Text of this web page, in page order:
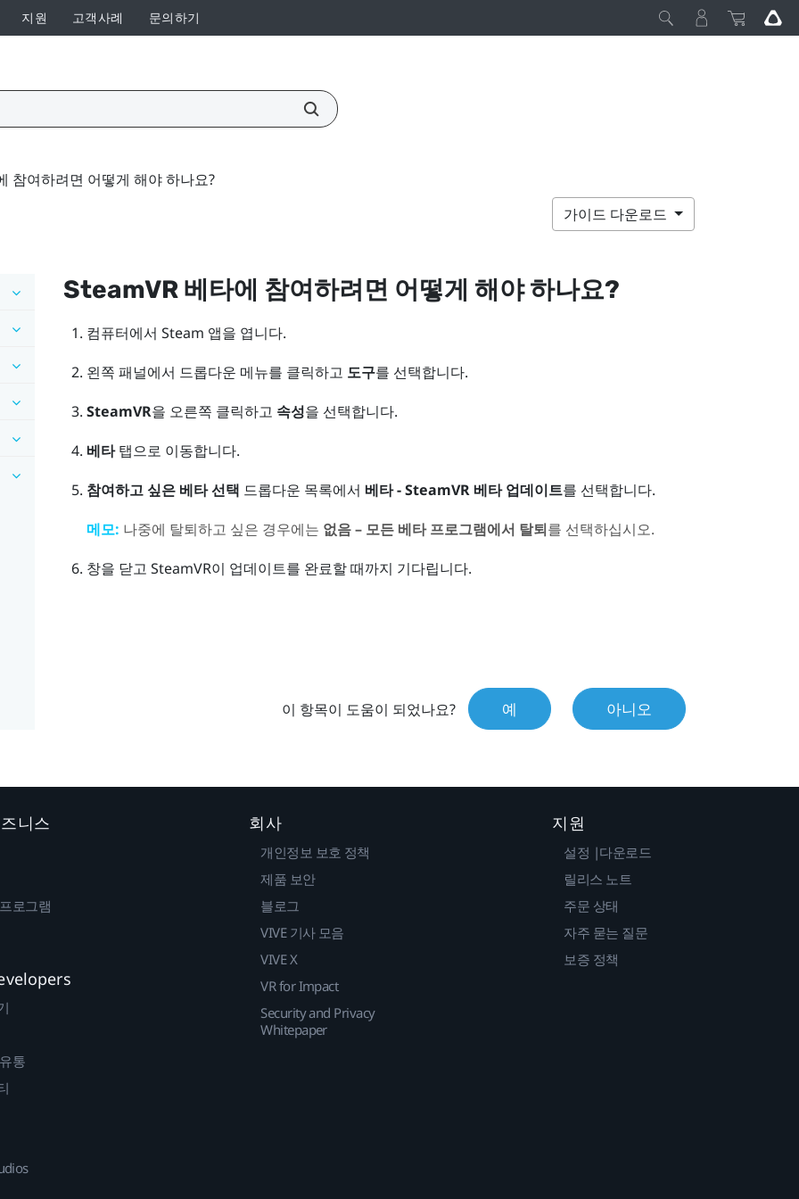
지원 고객사례 문의하기
참여하려면 어떻게 해야 하나요?
가이드 다운로드
SteamVR베타에 참여하려면 어떻게 해야 하나요?
컴퓨터에서 Steam 앱을 엽니다.
왼쪽 패널에서 드롭다운 메뉴를 클릭하고 도구를 선택합니다.
SteamVR을 오른쪽 클릭하고 속성을 선택합니다.
베타탭으로 이동합니다.
참여하고 싶은 베타 선택 드롭다운 목록에서 베타 - SteamVR 베타 업데이트를 선택합니다.
메모: 나중에 탈퇴하고 싶은 경우에는 없음 – 모든 베타 프로그램에서 탈퇴를 선택하십시오.
창을 닫고 SteamVR이 업데이트를 완료할 때까지 기다립니다.
이 항목이 도움이 되었나요? 예 아니오
니스
로그램
통
회사
개인정보 보호 정책
제품 보안
블로그
VIVE 기사 모음
VIVE X
VR for Impact
Security and Privacy
Whitepaper
지원
설정 |다운로드
릴리스 노트
주문 상태
자주 묻는 질문
보증 정책